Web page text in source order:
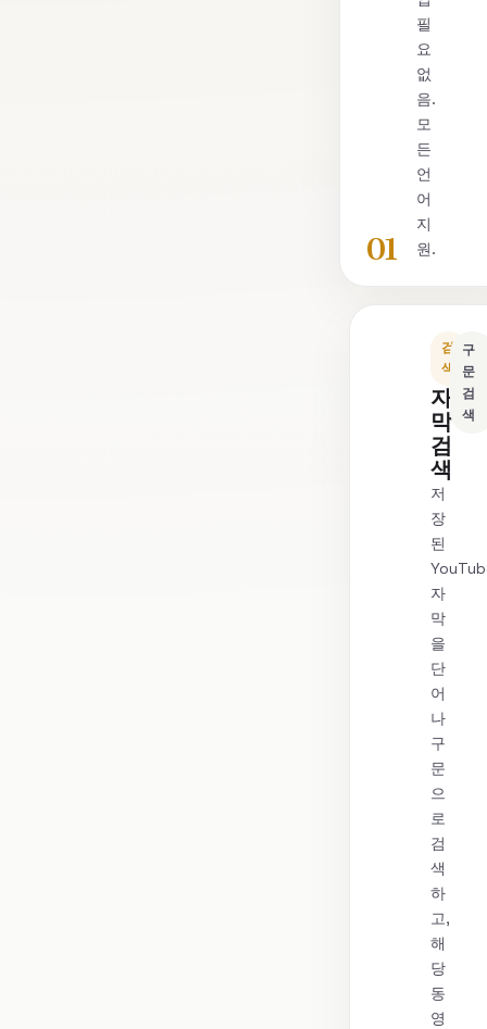
01
필
요
없
음.
모
든
언
어
지
원.
검
색
자
막
검
색
저
장
된
자
막
을
단
어
나
구
문
으
로
검
색
하
고,
해
당
동
영
구
문
검
색